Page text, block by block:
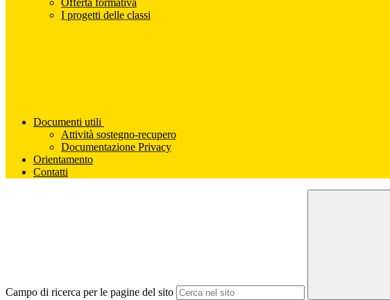
Offerta formativa
I progetti delle classi
Documenti utili
Attività sostegno-recupero
Documentazione Privacy
Orientamento
Contatti
Campo di ricerca per le pagine del sito